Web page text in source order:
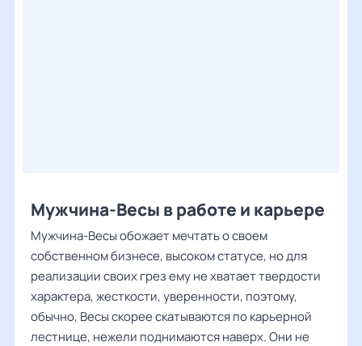
Мужчина-Весы в работе и карьере
Мужчина-Весы обожает мечтать о своем
собственном бизнесе, высоком статусе, но для
реализации своих грез ему не хватает твердости
характера, жесткости, уверенности, поэтому,
обычно, Весы скорее скатываются по карьерной
лестнице, нежели поднимаются наверх. Они не